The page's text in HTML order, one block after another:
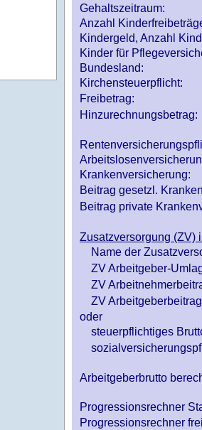
Gehaltszeitraum:
Anzahl
Kindergeld, Anzahl
Kinder für
Bundesland:
Kirchensteuerpflicht:
Freibetrag:
Hinzurechnungsbetrag:
Krankenversicherung:
Beitrag gesetzl.
Beitrag private
Zusatzversorgung (ZV)
Name der
ZV Arbeitgeber-
ZV
ZV
oder
steuerpflichtiges
Arbeitgeberbrutto
Progressionsrechner
Progressionsrechner